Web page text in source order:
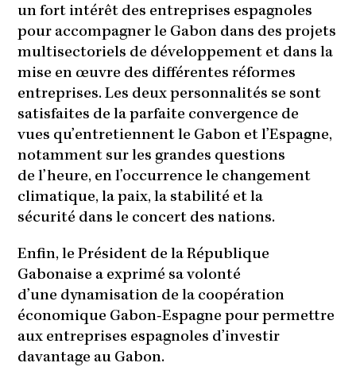
un fort intérêt des entreprises espagnoles
pour accompagner le Gabon dans des projets
multisectoriels de développement et dans la
mise en œuvre des différentes réformes
entreprises. Les deux personnalités se sont
satisfaites de la parfaite convergence de
vues qu’entretiennent le Gabon et l’Espagne,
notamment sur les grandes questions
de l’heure, en l’occurrence le changement
climatique, la paix, la stabilité et la
sécurité dans le concert des nations.
Enfin, le Président de la République
Gabonaise a exprimé sa volonté
d’une dynamisation de la coopération
économique Gabon-Espagne pour permettre
aux entreprises espagnoles d’investir
davantage au Gabon.